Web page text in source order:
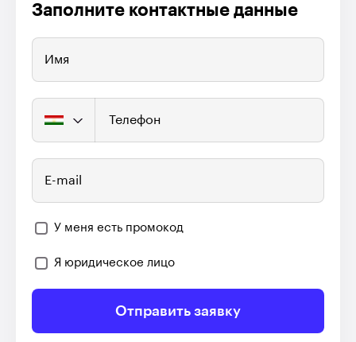
Заполните контактные данные
Имя
Телефон
E-mail
У меня есть промокод
Я юридическое лицо
Отправить заявку